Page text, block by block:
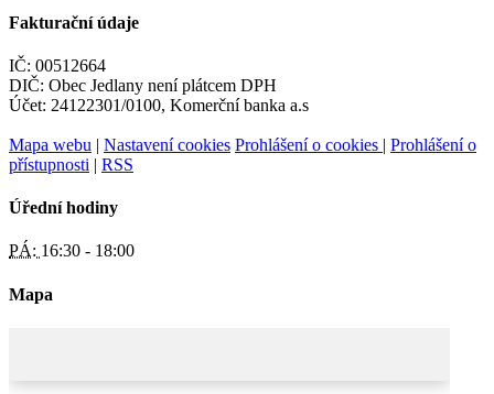
Fakturační údaje
IČ: 00512664
DIČ: Obec Jedlany není plátcem DPH
Účet: 24122301/0100, Komerční banka a.s
Mapa webu | Nastavení cookies Prohlášení o cookies | Prohlášení o
přístupnosti | RSS
Úřední hodiny
PÁ: 16:30 - 18:00
Mapa